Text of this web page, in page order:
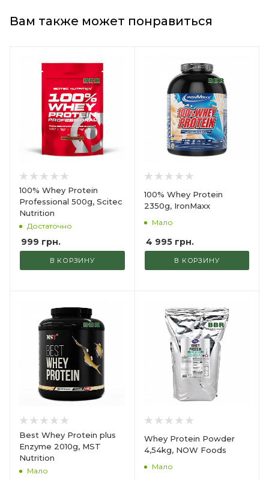
Вам также может понравиться
100% Whey Protein
Professional 500g, Scitec
Nutrition
Достаточно
999 грн.
В КОРЗИНУ
100% Whey Protein
2350g, IronMaxx
Мало
4 995грн.
В КОРЗИНУ
Best Whey Protein plus
Enzyme 2010g, MST
Nutrition
Мало
Whey Protein Powder
4,54kg, NOW Foods
Мало